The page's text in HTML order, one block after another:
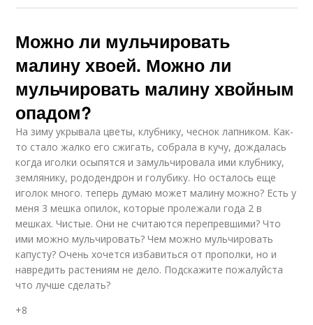
Можно ли мульчировать
малину хвоей. Можно ли
мульчировать малину хвойным
опадом?
На зиму укрывала цветы, клубнику, чеснок лапником. Как-
то стало жалко его сжигать, собрала в кучу, дождалась
когда иголки осыпятся и замульчировала ими клубнику,
землянику, рододендрон и голубику. Но осталось еще
иголок много. теперь думаю может малину можно? Есть у
меня 3 мешка опилок, которые пролежали года 2 в
мешках. Чистые. Они не считаются перепревшими? Что
ими можно мульчировать? Чем можно мульчировать
капусту? Очень хочется избавиться от прополки, но и
навредить растениям не дело. Подскажите пожалуйста
что лучше сделать?
+8